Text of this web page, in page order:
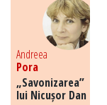
Andreea
Pora
„Savonizarea”
lui Nicușor Dan